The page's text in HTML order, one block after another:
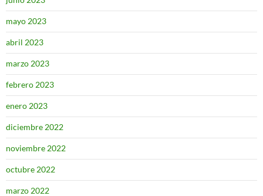
mayo 2023
abril 2023
marzo 2023
febrero 2023
enero 2023
diciembre 2022
noviembre 2022
octubre 2022
marzo 2022